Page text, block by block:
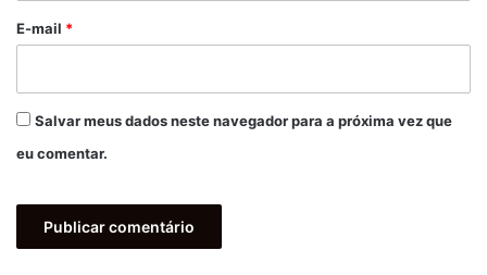
*
E-mail *
Salvar meus dados neste navegador para a próxima vez que
eu comentar.